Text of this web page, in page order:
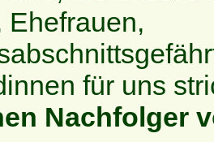
Ehefrauen,
für uns
Nachfolger